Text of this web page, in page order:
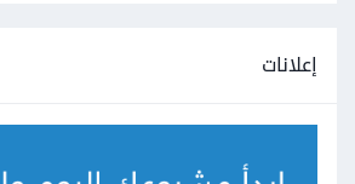
إعلانات